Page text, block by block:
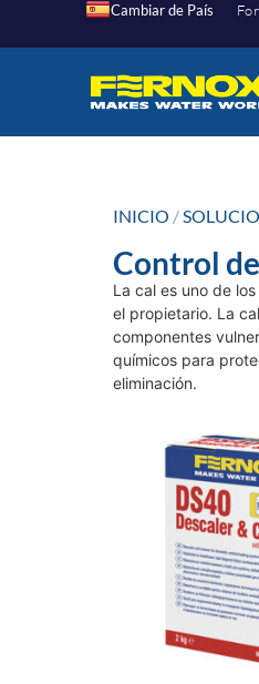
Cambiar de País
INICIO /
Control
La cal es uno de
el propietario. La
componentes
químicos para
eliminación.